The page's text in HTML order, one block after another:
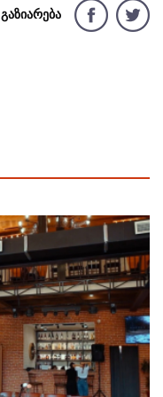
გაზიარება